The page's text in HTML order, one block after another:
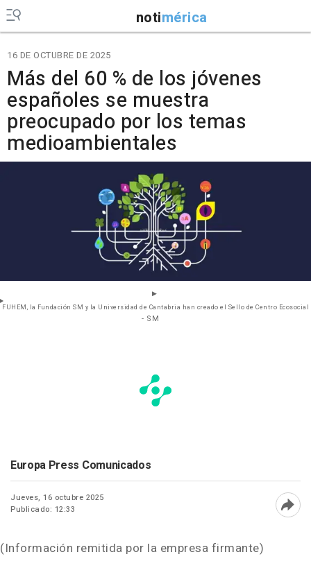
notimérica
16 DE OCTUBRE DE 2025
Más del 60 % de los jóvenes
españoles se muestra
preocupado por los temas
medioambientales
FUHEM, la Fundación SM y la Universidad de Cantabria han creado el Sello de Centro Ecosocial
- SM
Europa Press Comunicados
Jueves, 16 octubre 2025
Publicado: 12:33
(Información remitida por la empresa firmante)